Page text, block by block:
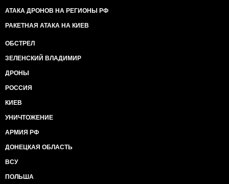
АТАКА ДРОНОВ НА РЕГИОНЫ РФ
РАКЕТНАЯ АТАКА НА КИЕВ
ОБСТРЕЛ
ЗЕЛЕНСКИЙ ВЛАДИМИР
ДРОНЫ
РОССИЯ
КИЕВ
УНИЧТОЖЕНИЕ
АРМИЯ РФ
ДОНЕЦКАЯ ОБЛАСТЬ
ВСУ
ПОЛЬША